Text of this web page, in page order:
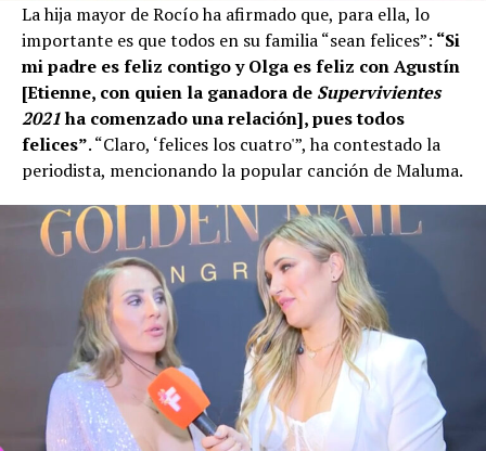
La hija mayor de Rocío ha afirmado que, para ella, lo
importante es que todos en su familia “sean felices”: “Si
mi padre es feliz contigo y Olga es feliz con Agustín
[Etienne, con quien la ganadora de Supervivientes
2021ha comenzado una relación], pues todos
felices”. “Claro, ‘felices los cuatro'”, ha contestado la
periodista, mencionando la popular canción de Maluma.